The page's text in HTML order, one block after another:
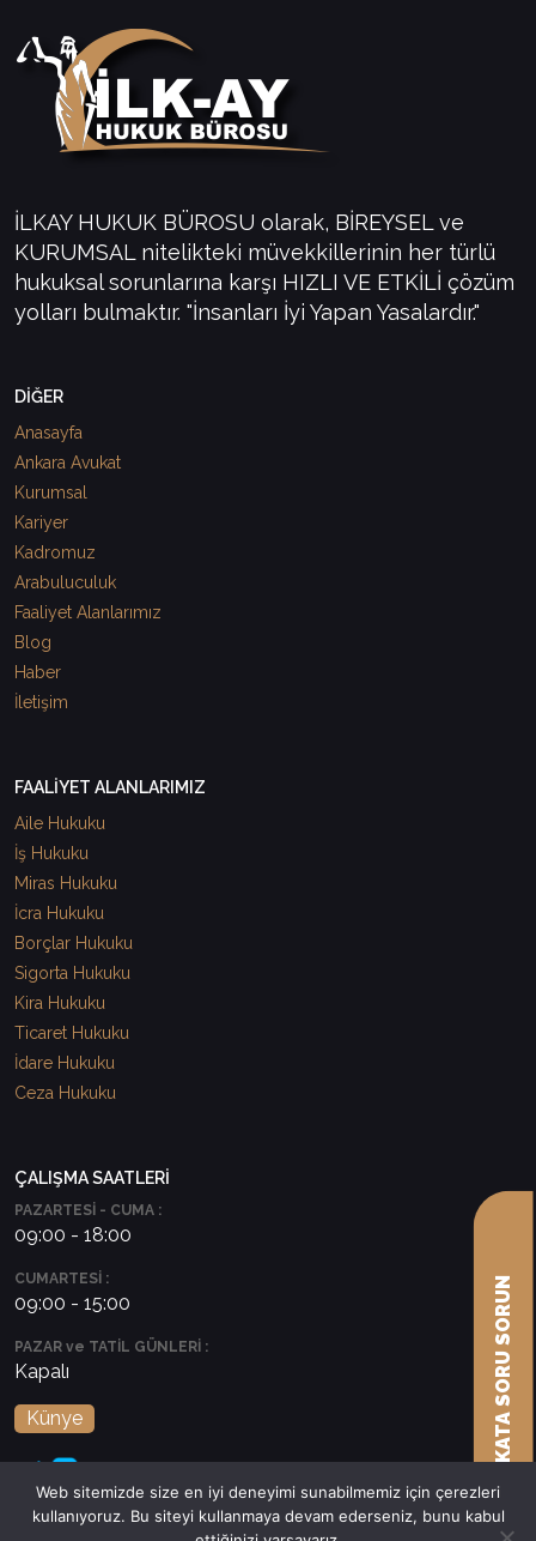
İLKAY HUKUK BÜROSU olarak, BİREYSEL ve
KURUMSAL nitelikteki müvekkillerinin her türlü
hukuksal sorunlarına karşı HIZLI VE ETKİLİ çözüm
yolları bulmaktır. "İnsanları İyi Yapan Yasalardır."
DİĞER
Anasayfa
Ankara Avukat
Kurumsal
Kariyer
Kadromuz
Arabuluculuk
Faaliyet Alanlarımız
Blog
Haber
İletişim
FAALİYET ALANLARIMIZ
Aile Hukuku
İş Hukuku
Miras Hukuku
İcra Hukuku
Borçlar Hukuku
Sigorta Hukuku
Kira Hukuku
Ticaret Hukuku
İdare Hukuku
Ceza Hukuku
ÇALIŞMA SAATLERİ
PAZARTESİ - CUMA :
09:00 - 18:00
CUMARTESİ :
09:00 - 15:00
PAZAR ve TATİL GÜNLERİ :
Kapalı
Künye
Web sitemizde size en iyi deneyimi sunabilmemiz için çerezleri
kullanıyoruz. Bu siteyi kullanmaya devam ederseniz, bunu kabul
AVUKATA SORU SORUN